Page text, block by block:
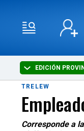
EDICIÓN
TRELEW
Corresponde a